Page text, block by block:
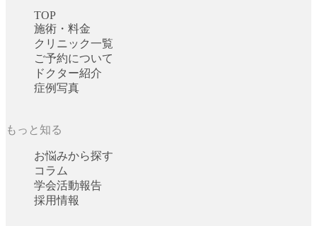
TOP
施術・料金
クリニック一覧
ご予約について
ドクター紹介
症例写真
もっと知る
お悩みから探す
コラム
学会活動報告
採用情報